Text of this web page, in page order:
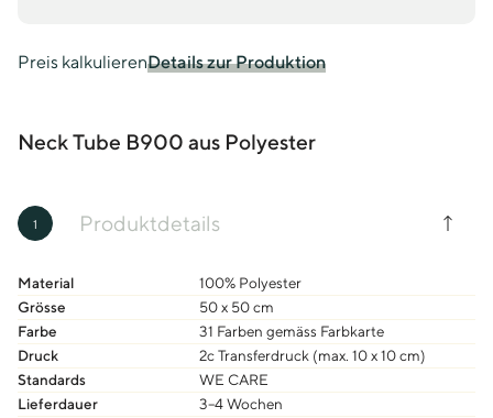
Preis kalkulierenDetails zur Produktion
Neck Tube B900 aus Polyester
1 Produktdetails
Material
100% Polyester
Grösse
50 x 50 cm
Farbe
31 Farben gemäss Farbkarte
Druck
2c Transferdruck (max. 10 x 10 cm)
Standards
WE CARE
Lieferdauer
3–4 Wochen